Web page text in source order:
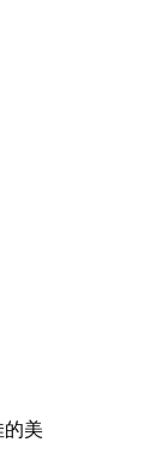
的美